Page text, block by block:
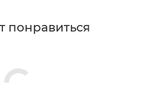
понравиться